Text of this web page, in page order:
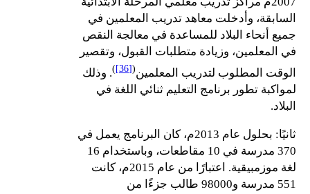
السابقة، وأدخلت معاهد تدريب المعلمين في
جميع أنحاء البلاد للمساعدة في معالجة النقص
في المعلمين، وزيادة متطلبات القبول، وتقصير
الوقت المطلوب لتدريب المعلمين(
[36]
). وذلك
لمواكبة تطور برنامج التعليم ثنائي اللغة في
البلاد.
ثانيًا: بحلول عام 2013م، كان البرنامج يعمل في
370 مدرسة في 10 مقاطعات، وباستخدام 16
لغة موزمبيقية. اعتبارًا من عام 2015م، كانت
551 مدرسة و98000 طالب جزءًا من